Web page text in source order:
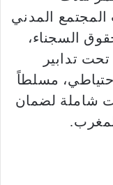
المدني
السجناء،
تدابير
مسلطاً
شاملة لضمان